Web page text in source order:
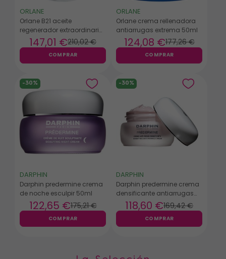
ORLANE
Orlane B21 aceite
regenerador extraordinario
30ml
210,02 €
147,01 €
COMPRAR
ORLANE
Orlane crema rellenadora
antiarrugas extrema 50ml
177,26 €
124,08 €
COMPRAR
-30%
DARPHIN
Darphin predermine crema
de noche esculpir 50ml
175,21 €
122,65 €
COMPRAR
-30%
DARPHIN
Darphin predermine crema
densificante antiarrugas
para piel seca 50ml
169,42 €
118,60 €
COMPRAR